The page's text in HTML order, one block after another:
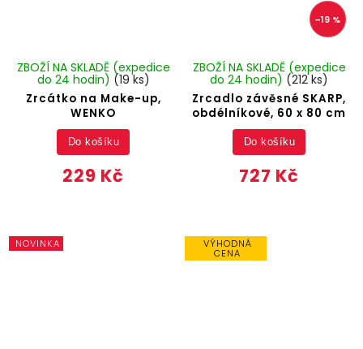
Zrcátko na Make-up,
WENKO
ZBOŽÍ NA SKLADĚ (expedice
do 24 hodin) (19 ks)
229 Kč
Do košíku
–19 %
Zrcadlo závěsné SKARP,
obdélníkové, 60 x 80 cm
ZBOŽÍ NA SKLADĚ (expedice
do 24 hodin) (212 ks)
727 Kč
Do košíku
NOVINKA VÝHODNÁ
CENA